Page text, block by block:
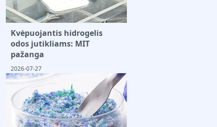
Kvėpuojantis hidrogelis
odos jutikliams: MIT
pažanga
2026-07-27